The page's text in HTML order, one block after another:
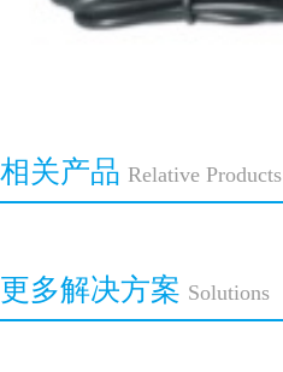
相关产品 Relative Products
更多解决方案 Solutions